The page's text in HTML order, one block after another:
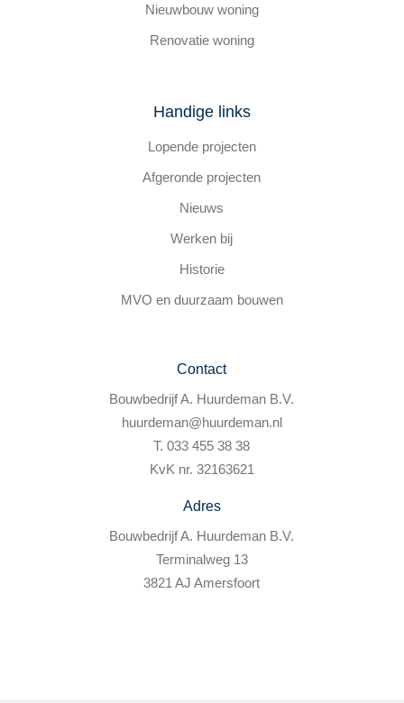
Nieuwbouw woning
Renovatie woning
Handige links
Lopende projecten
Afgeronde projecten
Nieuws
Werken bij
Historie
MVO en duurzaam bouwen
Contact
Bouwbedrijf A. Huurdeman B.V.
huurdeman@huurdeman.nl
T. 033 455 38 38
KvK nr. 32163621
Adres
Bouwbedrijf A. Huurdeman B.V.
Terminalweg 13
3821 AJ Amersfoort